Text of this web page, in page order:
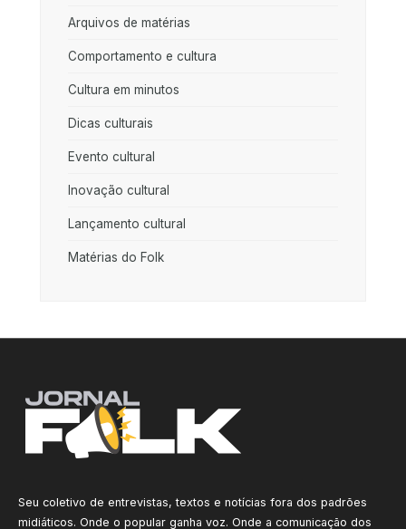
Arquivos de matérias
Comportamento e cultura
Cultura em minutos
Dicas culturais
Evento cultural
Inovação cultural
Lançamento cultural
Matérias do Folk
Seu coletivo de entrevistas, textos e notícias fora dos padrões
midiáticos. Onde o popular ganha voz. Onde a comunicação dos